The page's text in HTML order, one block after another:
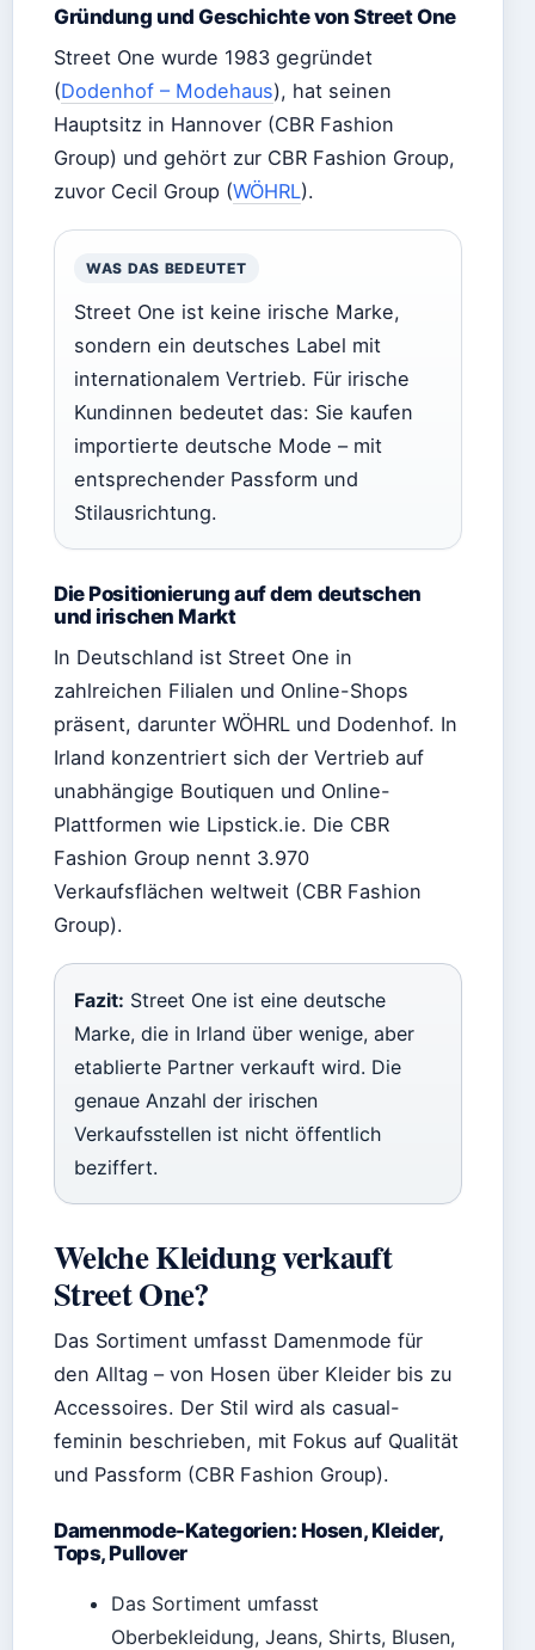
Gründung und Geschichte von Street One
Street One wurde 1983 gegründet
(Dodenhof – Modehaus), hat seinen
Hauptsitz in Hannover (CBR Fashion
Group) und gehört zur CBR Fashion Group,
zuvor Cecil Group (WÖHRL).
WAS DAS BEDEUTET
Street One ist keine irische Marke,
sondern ein deutsches Label mit
internationalem Vertrieb. Für irische
Kundinnen bedeutet das: Sie kaufen
importierte deutsche Mode – mit
entsprechender Passform und
Stilausrichtung.
Die Positionierung auf dem deutschen
und irischen Markt
In Deutschland ist Street One in
zahlreichen Filialen und Online-Shops
präsent, darunter WÖHRL und Dodenhof. In
Irland konzentriert sich der Vertrieb auf
unabhängige Boutiquen und Online-
Plattformen wie Lipstick.ie. Die CBR
Fashion Group nennt 3.970
Verkaufsflächen weltweit (CBR Fashion
Group).
Fazit: Street One ist eine deutsche
Marke, die in Irland über wenige, aber
etablierte Partner verkauft wird. Die
genaue Anzahl der irischen
Verkaufsstellen ist nicht öffentlich
beziffert.
Welche Kleidung verkauft
Street One?
Das Sortiment umfasst Damenmode für
den Alltag – von Hosen über Kleider bis zu
Accessoires. Der Stil wird als casual-
feminin beschrieben, mit Fokus auf Qualität
und Passform (CBR Fashion Group).
Damenmode-Kategorien: Hosen, Kleider,
Tops, Pullover
Das Sortiment umfasst
Oberbekleidung, Jeans, Shirts, Blusen,